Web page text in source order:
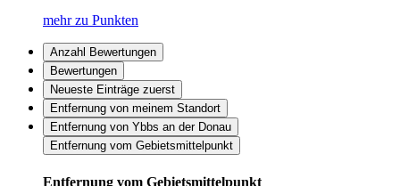
mehr zu Punkten
Anzahl Bewertungen
Bewertungen
Neueste Einträge zuerst
Entfernung von meinem Standort
Entfernung von Ybbs an der Donau
Entfernung vom Gebietsmittelpunkt
Entfernung vom Gebietsmittelpunkt